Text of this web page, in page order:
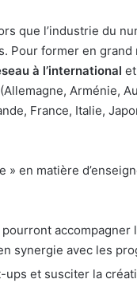
que l’industrie du
Pour former en
à l’international
Arménie,
France, Italie,
» en matière
accompagner
synergie avec les
ups et susciter la